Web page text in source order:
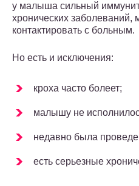
у малыша сильный
хронических заболеваний,
контактировать с больным.
Но есть и исключения:
кроха часто болеет;
малышу не
недавно была
есть серьезные